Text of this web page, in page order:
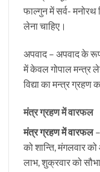
फाल्गुन में सर्व- मनोरथ
लेना चाहिए।
अपवाद – अपवाद के
में केवल गोपाल मन्त्र
विद्या का मन्त्र ग्रहण
मंत्र ग्रहण में वारफल
मंत्रग्रहण में वारफल–
को शान्ति, मंगलवार को
लाभ, शुक्रवार को